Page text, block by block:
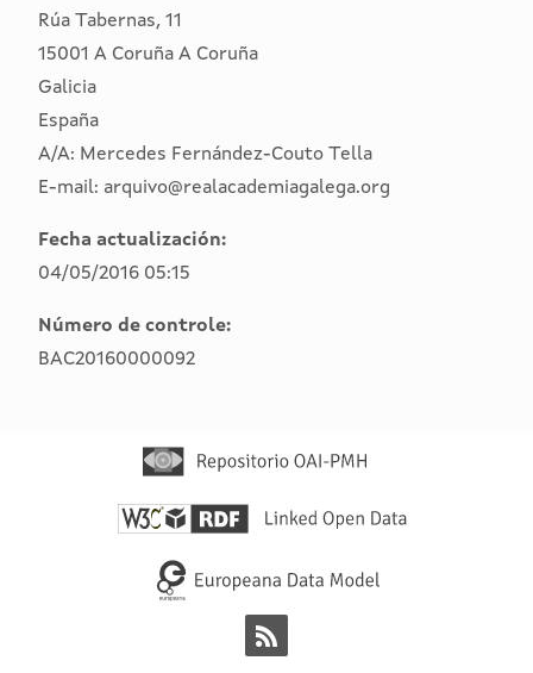
Rúa Tabernas, 11
15001 A Coruña A Coruña
Galicia
España
A/A: Mercedes Fernández-Couto Tella
E-mail: arquivo@realacademiagalega.org
Fecha actualización:
04/05/2016 05:15
Número de controle:
BAC20160000092
